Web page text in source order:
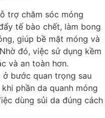
trợ chăm sóc móng
tế bào chết, làm bong
giúp bề mặt móng và
đó, việc sử dụng kềm
và an toàn hơn.
bước quan trọng sau
phần da quanh móng
dùng sủi da đúng cách